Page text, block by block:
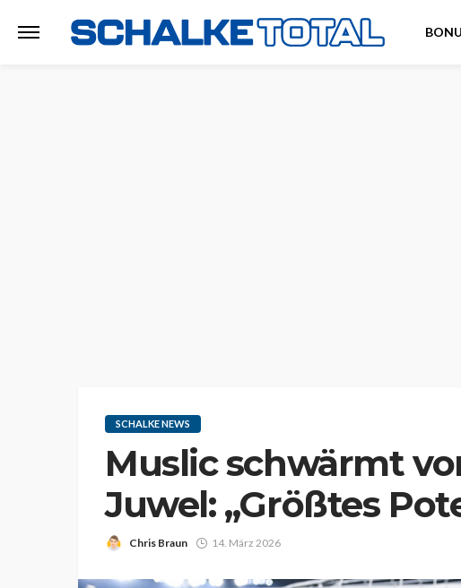
SCHALKE NEWS
Muslic schwärmt
Juwel: „Größtes
Chris Braun 14. März 2026